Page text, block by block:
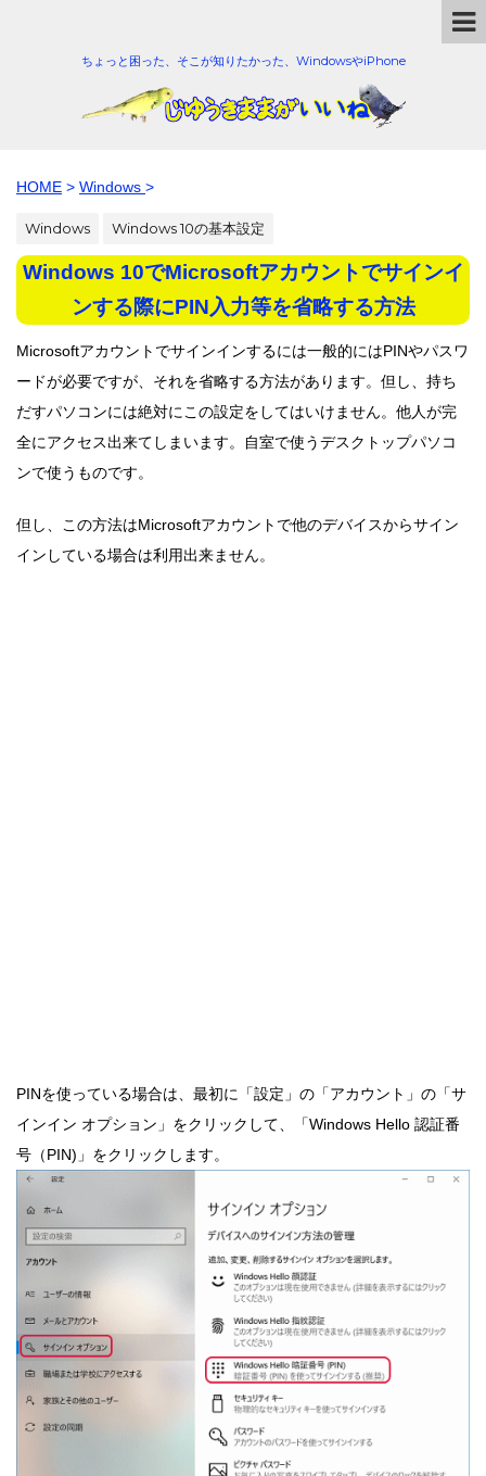
ちょっと困った、そこが知りたかった、WindowsやiPhone
HOME > Windows >
Windows Windows 10の基本設定
Windows 10でMicrosoftアカウントでサインイ
ンする際にPIN入力等を省略する方法
Microsoftアカウントでサインインするには一般的にはPINやパスワ
ードが必要ですが、それを省略する方法があります。但し、持ち
だすパソコンには絶対にこの設定をしてはいけません。他人が完
全にアクセス出来てしまいます。自室で使うデスクトップパソコ
ンで使うものです。
但し、この方法はMicrosoftアカウントで他のデバイスからサイン
インしている場合は利用出来ません。
PINを使っている場合は、最初に「設定」の「アカウント」の「サ
インイン オプション」をクリックして、「Windows Hello 認証番
号（PIN)」をクリックします。